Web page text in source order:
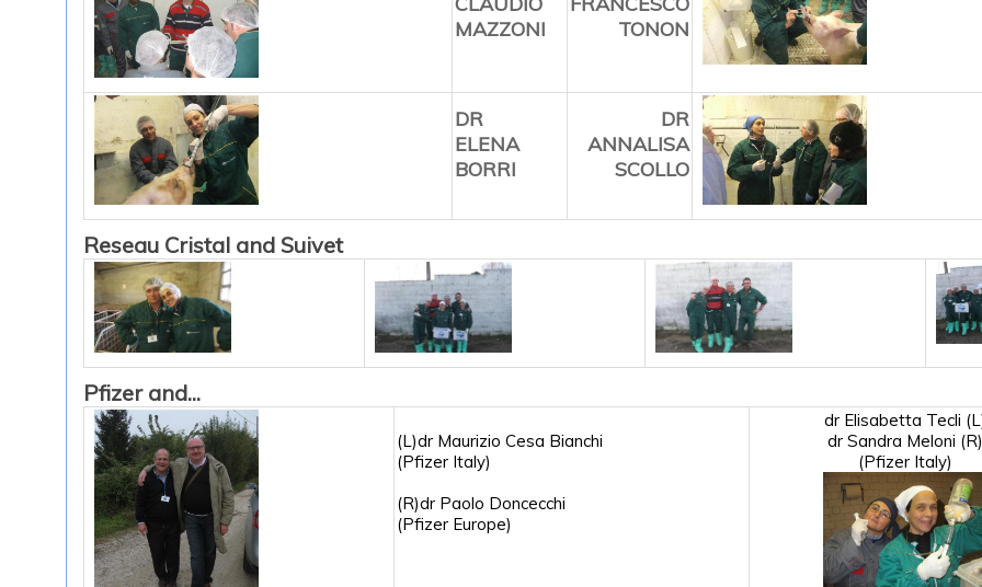
MAZZONI
TONON
DR
ELENA
BORRI
DR
ANNALISA
SCOLLO
Reseau Cristal and Suivet
Pfizer and...
(L)dr Maurizio Cesa Bianchi
(Pfizer Italy)
(R)dr Paolo Doncecchi
(Pfizer Europe)
dr Elisabetta Tecli
dr Sandra Meloni (R)
(Pfizer Italy)